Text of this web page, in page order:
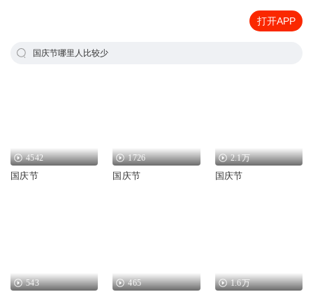
打开APP
国庆节哪里人比较少
4542
国庆节
1726
国庆节
2.1万
国庆节
543 465 1.6万